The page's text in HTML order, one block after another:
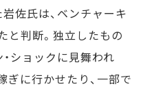
佐氏は、ベンチャーキ
と判断。独立したもの
ショックに見舞われ
ぎに行かせたり、一部で